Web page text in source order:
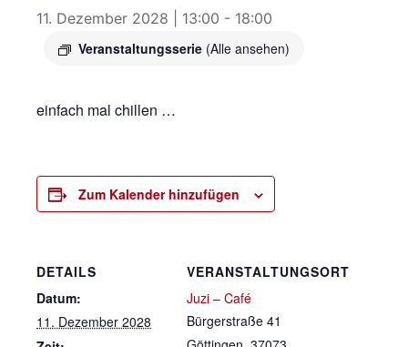
11. Dezember 2028 | 13:00 - 18:00
Veranstaltungsserie (Alle ansehen)
einfach mal chillen …
Zum Kalender hinzufügen
DETAILS
Datum:
11. Dezember 2028
VERANSTALTUNGSORT
Juzi – Café
Bürgerstraße 41